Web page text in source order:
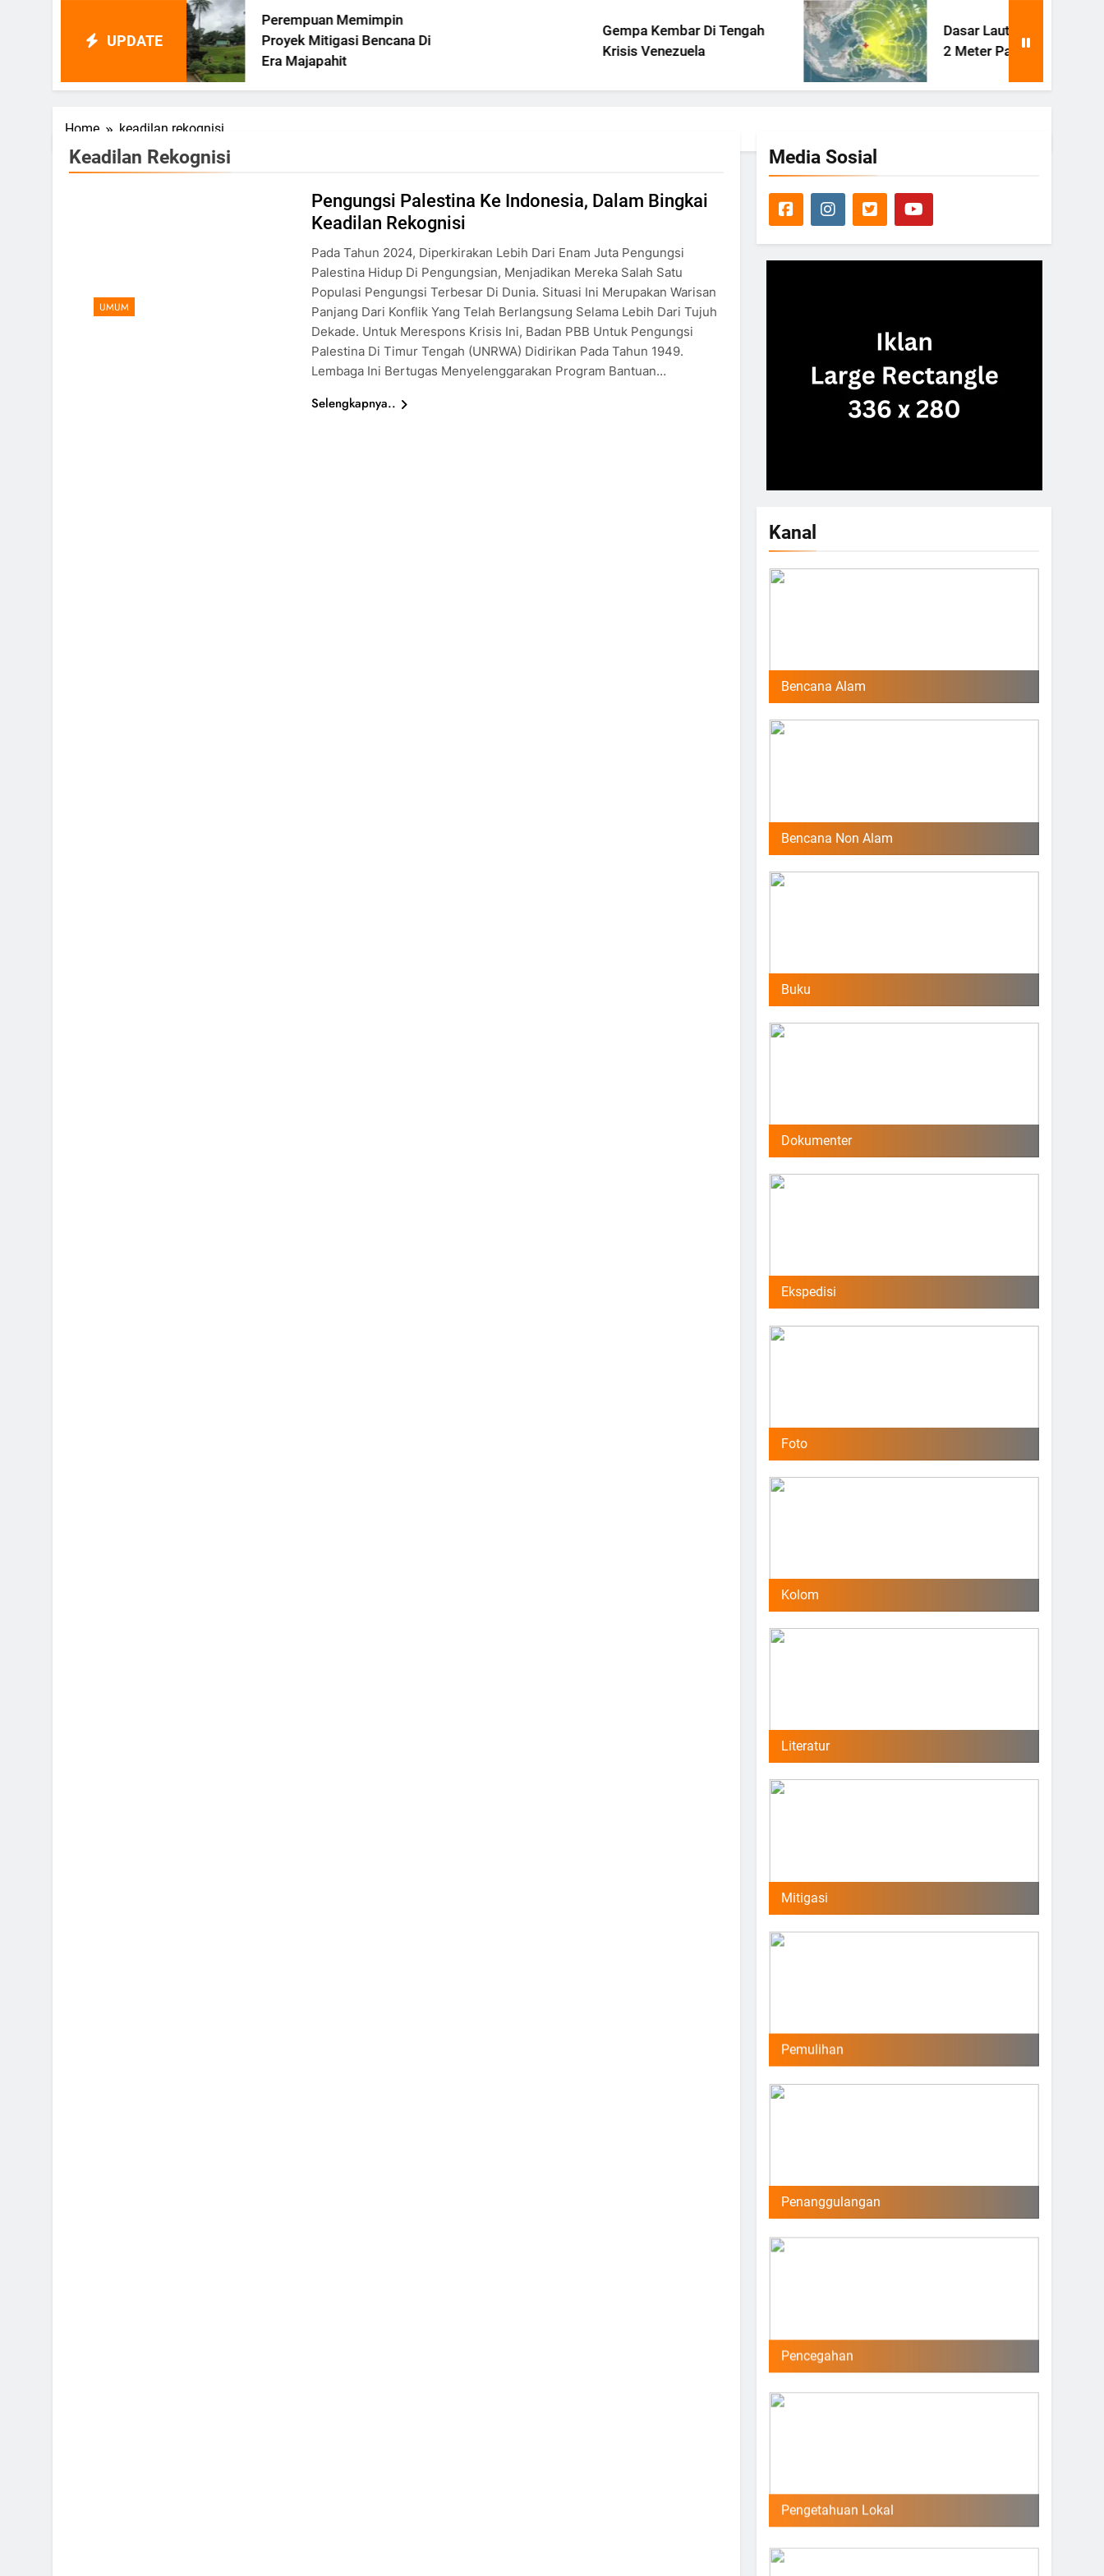
UPDATE
Perempuan Memimpin
Proyek Mitigasi Bencana Di
Era Majapahit
Gempa Kembar Di Tengah
Krisis Venezuela
Dasar Laut Filipina Terangkat
2 Meter Pasca Gempa Besar
Home keadilan rekognisi
Keadilan Rekognisi
UMUM
Pengungsi Palestina Ke Indonesia, Dalam Bingkai
Keadilan Rekognisi
Pada Tahun 2024, Diperkirakan Lebih Dari Enam Juta Pengungsi
Palestina Hidup Di Pengungsian, Menjadikan Mereka Salah Satu
Populasi Pengungsi Terbesar Di Dunia. Situasi Ini Merupakan Warisan
Panjang Dari Konflik Yang Telah Berlangsung Selama Lebih Dari Tujuh
Dekade. Untuk Merespons Krisis Ini, Badan PBB Untuk Pengungsi
Palestina Di Timur Tengah (UNRWA) Didirikan Pada Tahun 1949.
Lembaga Ini Bertugas Menyelenggarakan Program Bantuan…
Selengkapnya..
Media Sosial
Kanal
Bencana Alam
Bencana Non Alam
Buku
Dokumenter
Ekspedisi
Foto
Kolom
Literatur
Mitigasi
Pemulihan
Penanggulangan
Pencegahan
Pengetahuan Lokal